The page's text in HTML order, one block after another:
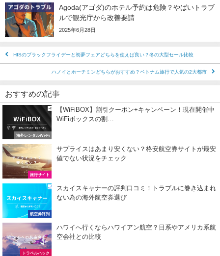
Agoda(アゴダ)のホテル予約は危険？やばいトラブ
ルで観光庁から改善要請
2025年6月28日
HISのブラックフライデーと初夢フェアどちらを使えば良い？冬の大型セール比較
ハノイとホーチミンどちらがおすすめ？ベトナム旅行で人気の2大都市
おすすめの記事
海外レンタルWi-Fi
【WiFiBOX】割引クーポン+キャンペーン！現在開催中
WiFiボックスの割…
旅行サイト
サプライスはあまり安くない？格安航空券サイトが最安
値でない状況をチェック
航空券評判
スカイスキャナーの評判口コミ！トラブルに巻き込まれ
ない為の海外航空券選び
トラベルハック
ハワイへ行くならハワイアン航空？日系やアメリカ系航
空会社との比較